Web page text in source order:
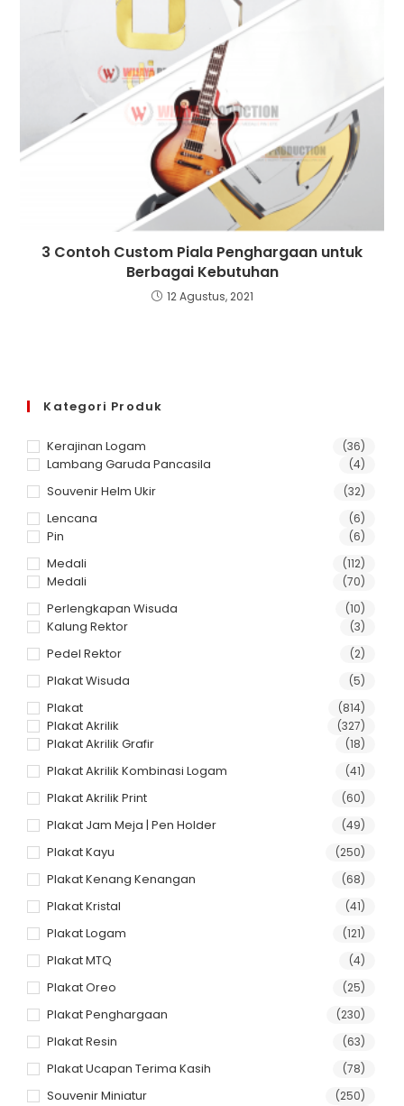
3 Contoh Custom Piala Penghargaan untuk
Berbagai Kebutuhan
12 Agustus, 2021
Kategori Produk
Kerajinan Logam (36)
Lambang Garuda Pancasila (4)
Souvenir Helm Ukir (32)
Lencana (6)
Pin (6)
Medali (112)
Medali (70)
Perlengkapan Wisuda (10)
Kalung Rektor (3)
Pedel Rektor (2)
Plakat Wisuda (5)
Plakat (814)
Plakat Akrilik (327)
Plakat Akrilik Grafir (18)
Plakat Akrilik Kombinasi Logam (41)
Plakat Akrilik Print (60)
Plakat Jam Meja | Pen Holder (49)
Plakat Kayu (250)
Plakat Kenang Kenangan (68)
Plakat Kristal (41)
Plakat Logam (121)
Plakat MTQ (4)
Plakat Oreo (25)
Plakat Penghargaan (230)
Plakat Resin (63)
Plakat Ucapan Terima Kasih (78)
Souvenir Miniatur (250)